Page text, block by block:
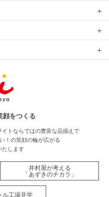
顔をつくる
トならではの豊富な品揃えで
！の笑顔の輪が広がる
たします
井村屋が考える
「あずきのチカラ」
ル工場見学